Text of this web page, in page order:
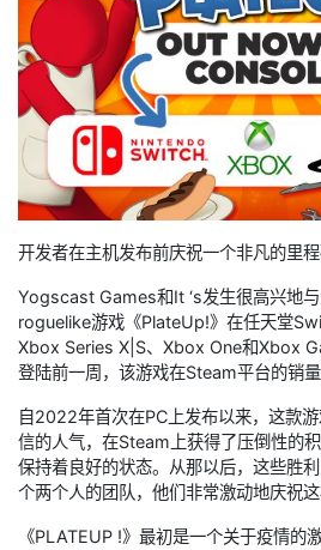
开发者在主机发布前庆祝一个非凡的里
Yogscast Games和It ‘s发生很高兴地
roguelike游戏《PlateUp!》在任天堂
Xbox Series X|S、Xbox One和Xbox
登陆前一周，该游戏在Steam平台的销
自2022年首次在PC上发布以来，这款
信的人气，在Steam上获得了压倒性的
保持着良好的状态。从那以后，这些胜
个两个人的团队，他们非常激动地庆祝这
《PLATEUP !》最初是一个关于疫情的